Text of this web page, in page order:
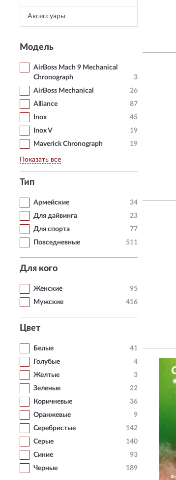
Aксессуары
Модель
AirBoss Mach 9 Mechanical
Chronograph
3
AirBoss Mechanical
26
Alliance
87
Inox
45
Inox V
19
Maverick Chronograph
19
Показать все
Тип
Армейские
34
Для дайвинга
23
Для спорта
77
Повседневные
511
Для кого
Женские
95
Мужские
416
Цвет
Белые
41
Голубые
4
Желтые
3
Зеленые
22
Коричневые
36
Оранжевые
9
Серебристые
142
Серые
140
Синие
93
Черные
189